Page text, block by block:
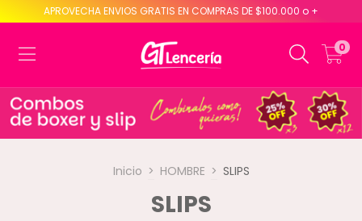
APROVECHA ENVIOS GRATIS EN COMPRAS DE $100.000 o +
0
Inicio > HOMBRE > SLIPS
SLIPS